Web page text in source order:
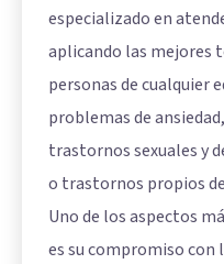
especializado en
aplicando las mejores
personas de cualquier
problemas de
trastornos sexuales y
o trastornos propios
Uno de los aspectos
es su compromiso con